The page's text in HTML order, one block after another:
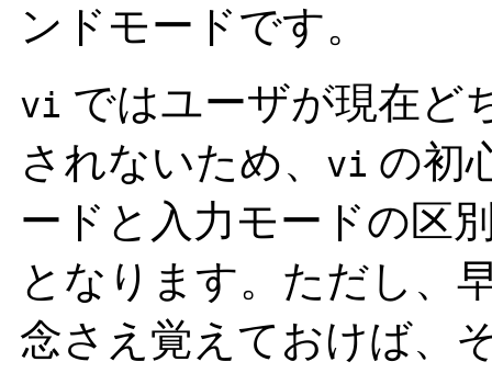
ンドモードです。
vi ではユーザが現在ど
されないため、
vi の初
ードと入力モードの区
となります。ただし、
念さえ覚えておけば、